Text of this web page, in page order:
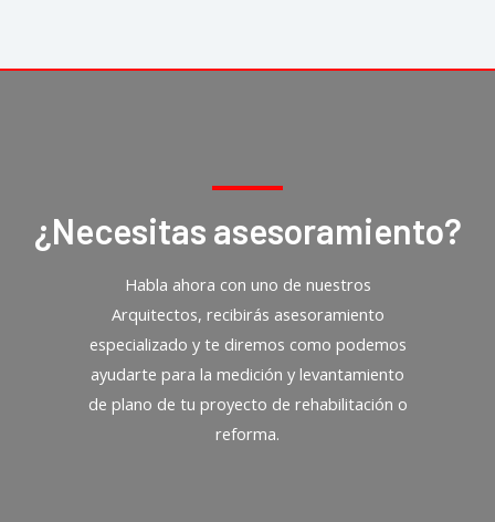
¿Necesitas asesoramiento?
Habla ahora con uno de nuestros
Arquitectos, recibirás asesoramiento
especializado y te diremos como podemos
ayudarte para la medición y levantamiento
de plano de tu proyecto de rehabilitación o
reforma.